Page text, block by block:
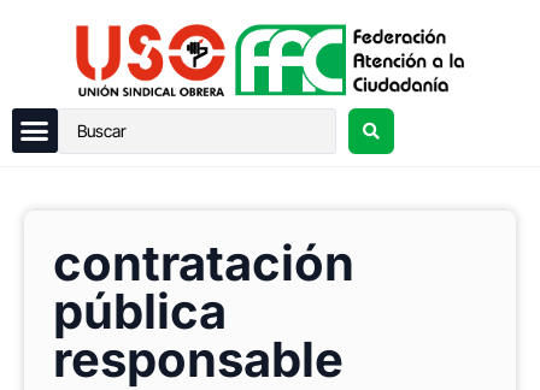
contratación
pública
responsable